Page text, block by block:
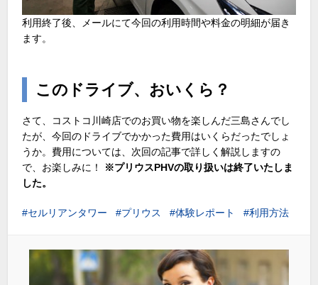
利用終了後、メールにて今回の利用時間や料金の明細が届き
ます。
このドライブ、おいくら？
さて、コストコ川崎店でのお買い物を楽しんだ三島さんでし
たが、今回のドライブでかかった費用はいくらだったでしょ
うか。費用については、次回の記事で詳しく解説しますの
で、お楽しみに！
※プリウスPHVの取り扱いは終了いたしま
した。
セルリアンタワー プリウス 体験レポート 利用方法